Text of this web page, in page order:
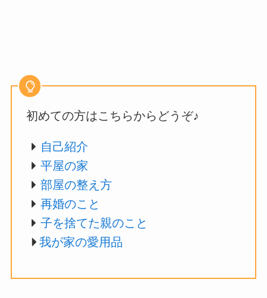
初めての方はこちらからどうぞ♪
自己紹介
平屋の家
部屋の整え方
再婚のこと
子を捨てた親のこと
我が家の愛用品